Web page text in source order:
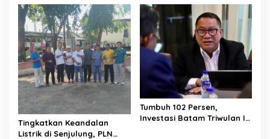
PIJAR Keadilan Ungkap
Dugaan Penyimpangan
Rp2,68 Miliar
Bandung
Tingkatkan Keandalan
Listrik di Senjulung, PLN
Tumbuh 102 Persen,
Investasi Batam Triwulan I-